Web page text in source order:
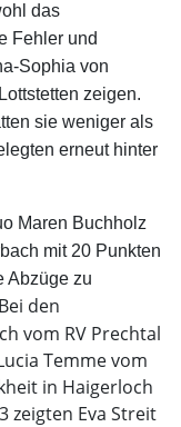
das
Fehler und
Sophia von
zeigen.
sie weniger als
erneut hinter
Maren Buchholz
mit 20 Punkten
Abzüge zu
den
vom RV Prechtal
Temme vom
in Haigerloch
zeigten Eva Streit